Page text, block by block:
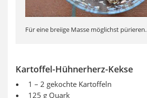
Für eine breiige Masse möglichst pürieren.
Kartoffel-Hühnerherz-Kekse
1 – 2 gekochte Kartoffeln
125 g Quark